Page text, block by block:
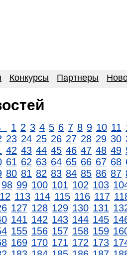
Конкурсы Партнеры
1 2 3 4 5 6 7 8 9 10 11
23 24 25 26 27 28 29 30
42 43 44 45 46 47 48 49
61 62 63 64 65 66 67 68
80 81 82 83 84 85 86 87
98 99 100 101 102 103
113 114 115 116 117
127 128 129 130 131
141 142 143 144 145
155 156 157 158 159
169 170 171 172 173